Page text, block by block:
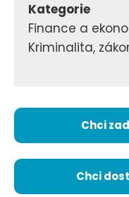
Kategorie
Finance a
Kriminalita,
Chci
Chci